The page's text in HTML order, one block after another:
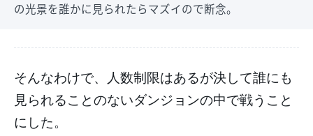
の光景を誰かに見られたらマズイので断念。
そんなわけで、人数制限はあるが決して誰にも
見られることのないダンジョンの中で戦うこと
にした。